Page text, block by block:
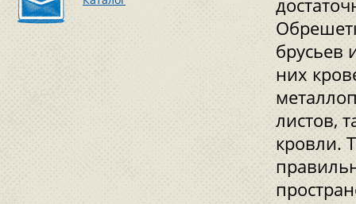
брусьев
них
листов,
кровли.